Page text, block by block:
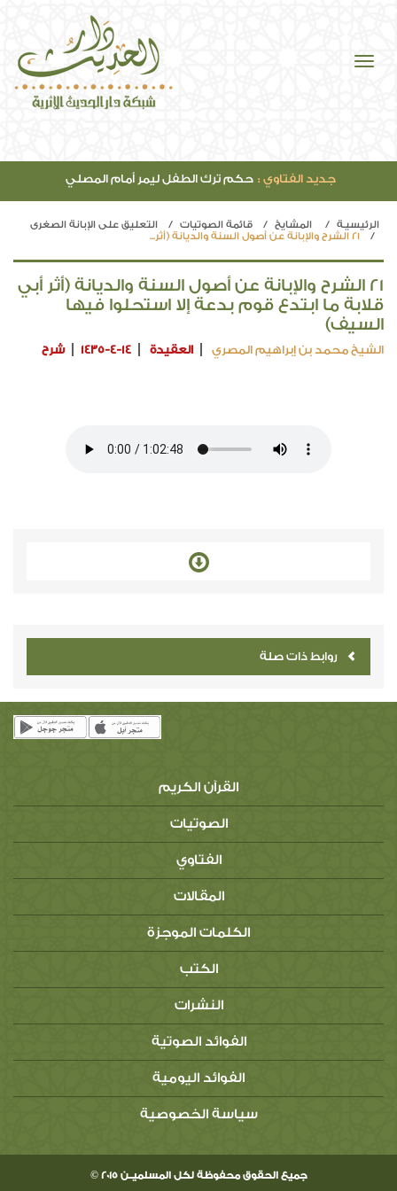
جديد الفتاوي : حكم ترك الطفل ليمر أمام المصلي
الرئيسيـة المشايخ قائمة الصوتيات
التعليق على الإبانة الصغرى
21 الشرح والإبانة عن أصول السنة والديانة (أثر...
21 الشرح والإبانة عن أصول السنة والديانة (أثر أبي
قلابة ما ابتدع قوم بدعة إلا استحلوا فيها
السيف)
الشيخ محمد بن إبراهيم المصري العقيدة 1435-4-14 شرح
روابط ذات صلة
القرآن الكريم
الصوتيات
الفتاوي
المقالات
الكلمات الموجزة
الكتب
النشرات
الفوائد الصوتية
الفوائد اليومية
سياسة الخصوصية
جميع الحقوق محفوظة لكل المسلميــن 2015 ©